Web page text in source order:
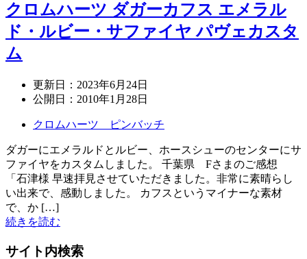
クロムハーツ ダガーカフス エメラル
ド・ルビー・サファイヤ パヴェカスタ
ム
更新日： 2023年6月24日
公開日： 2010年1月28日
クロムハーツ ピンバッチ
ダガーにエメラルドとルビー、ホースシューのセンターにサ
ファイヤをカスタムしました。 千葉県 Fさまのご感想
「石津様 早速拝見させていただきました。非常に素晴らし
い出来で、感動しました。 カフスというマイナーな素材
で、か […]
続きを読む
サイト内検索